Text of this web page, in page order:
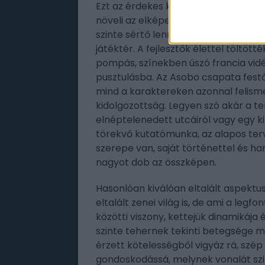
Ezt az érdekes koncepciót rögtön
növeli az elképesztő, minden
szinte sértő lenne pusztán annyit
játéktér. A fejlesztők élettel
pompás, színekben úszó francia
pusztulásba. Az Asobo csapata
mind a karaktereken azonnal
kidolgozottság. Legyen szó akár a
elnéptelenedett utcáiról vagy egy
törekvő kutatómunka, az alapos
szerepe van, saját történettel és
nagyot dob az összképen.
Hasonlóan kiválóan eltalált
eltalált zenei világ is, de ami a
közötti viszony, kettejük dinamikája
szinte tehernek tekinti betegsége
érzett kötelességből vigyáz rá,
gondoskodássá, melynek vonalát